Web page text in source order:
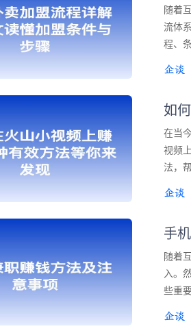
随着
流体
程、
如
在当
视频
法，
手
随着
入。
些重